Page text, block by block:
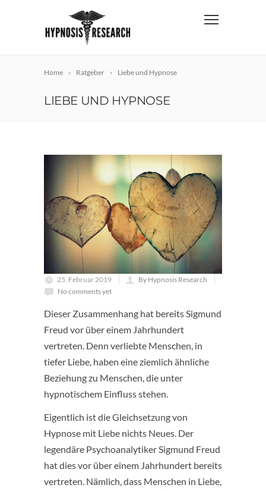
Home Ratgeber Liebe und Hypnose
LIEBE UND HYPNOSE
25. Februar 2019
By Hypnosis Research
No comments yet
Dieser Zusammenhang hat bereits Sigmund
Freud vor über einem Jahrhundert
vertreten. Denn verliebte Menschen, in
tiefer Liebe, haben eine ziemlich ähnliche
Beziehung zu Menschen, die unter
hypnotischem Einfluss stehen.
Eigentlich ist die Gleichsetzung von
Hypnose mit Liebe nichts Neues. Der
legendäre Psychoanalytiker Sigmund Freud
hat dies vor über einem Jahrhundert bereits
vertreten. Nämlich, dass Menschen in Liebe,